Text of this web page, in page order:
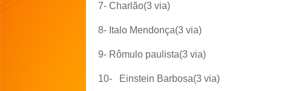
7- Charlão(3 via)
8- Italo Mendonça(3 via)
9- Rômulo paulista(3 via)
10- Einstein Barbosa(3 via)